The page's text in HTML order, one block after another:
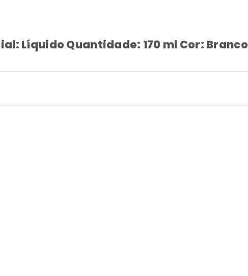
Líquido Quantidade: 170 ml Cor: Branco